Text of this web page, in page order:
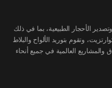
الأحجار الطبيعية، بما في ذلك
وتقوم بتوريد الألواح والبلاط
العالمية في جميع أنحاء